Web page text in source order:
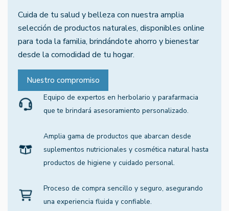
Cuida de tu salud y belleza con nuestra amplia
selección de productos naturales, disponibles online
para toda la familia, brindándote ahorro y bienestar
desde la comodidad de tu hogar.
Nuestro compromiso
Equipo de expertos en herbolario y parafarmacia
que te brindará asesoramiento personalizado.
Amplia gama de productos que abarcan desde
suplementos nutricionales y cosmética natural hasta
productos de higiene y cuidado personal.
Proceso de compra sencillo y seguro, asegurando
una experiencia fluida y confiable.